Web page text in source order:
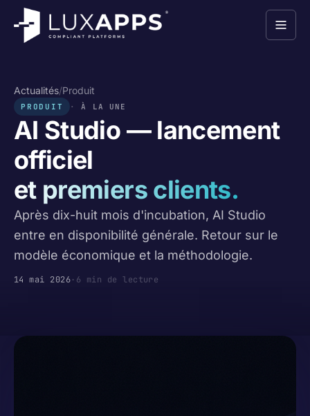
Actualités/Produit
PRODUIT À LA UNE
AI Studio — lancement
officiel
et premiers clients.
Après dix-huit mois d'incubation, AI Studio
entre en disponibilité générale. Retour sur le
modèle économique et la méthodologie.
14 mai 2026· 6 min de lecture